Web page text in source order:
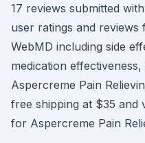
17 reviews submitted
user ratings and
WebMD including side
medication
Aspercreme Pain
free shipping at $35 and
for Aspercreme Pain